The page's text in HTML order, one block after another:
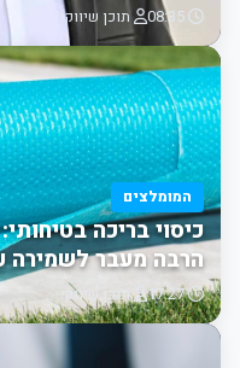
תוכן שיווקי
המומלצים
כיסוי בריכה
הרבה מעבר לשמירה
17:27 תוכן שיווקי